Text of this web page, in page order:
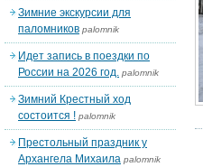
Зимние экскурсии для
паломников palomnik
Идет запись в поездки по
России на 2026 год. palomnik
Зимний Крестный ход
состоится ! palomnik
Престольный праздник у
Архангела Михаила palomnik